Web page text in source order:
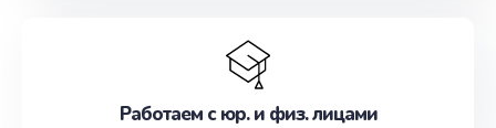
Работаем с юр. и физ. лицами